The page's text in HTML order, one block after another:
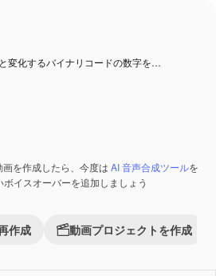
変化するバイナリコードの数字を…
を作成したら、今度は AI 音声合成ツールを
イスオーバーを追加しましょう
作成 動画プロジェクトを作成